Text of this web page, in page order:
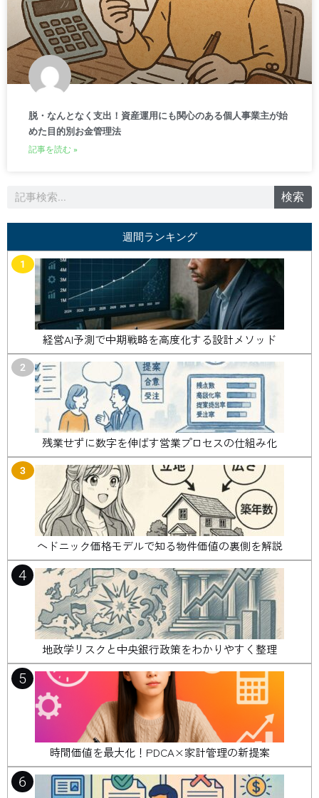
脱・なんとなく支出！資産運用にも関心のある個人事業主が始
めた目的別お金管理法
記事を読む »
検
検索
週間ランキング
1
経営AI予測で中期戦略を高度化する設計メソッド
2
残業せずに数字を伸ばす営業プロセスの仕組み化
3
ヘドニック価格モデルで知る物件価値の裏側を解説
4
地政学リスクと中央銀行政策をわかりやすく整理
5
時間価値を最大化！PDCA×家計管理の新提案
6